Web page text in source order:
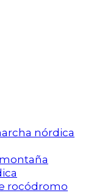
nórdica
rocódromo